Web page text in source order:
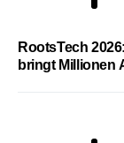
RootsTech
bringt Millionen